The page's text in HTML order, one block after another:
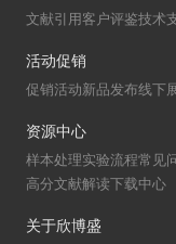
文献引用客户评鉴技术
活动促销
促销活动新品发布线下
资源中心
样本处理实验流程常见
高分文献解读下载中心
关于欣博盛